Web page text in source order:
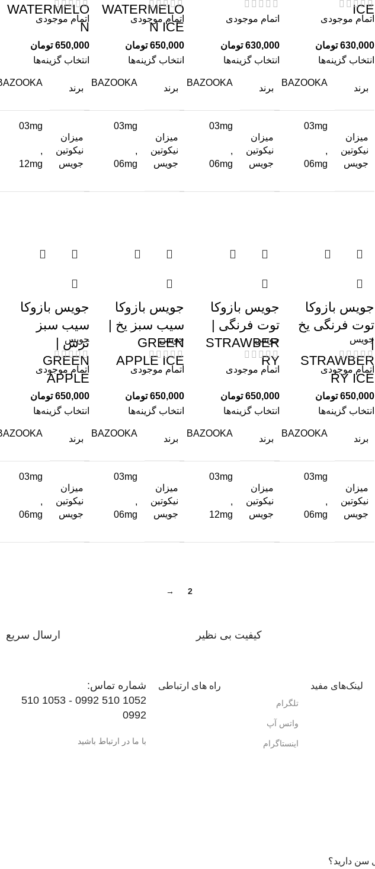
ICE
اتمام موجودی
630,000 تومان
انتخاب گزینه‌ها
برند
BAZOOKA
میزان
نیکوتین
جویس
03mg
,
06mg
اتمام موجودی
630,000 تومان
انتخاب گزینه‌ها
برند
BAZOOKA
میزان
نیکوتین
جویس
03mg
,
06mg
WATERMELO
N ICE
اتمام موجودی
650,000 تومان
انتخاب گزینه‌ها
برند
BAZOOKA
میزان
نیکوتین
جویس
03mg
,
06mg
WATERMELO
N
اتمام موجودی
650,000 تومان
انتخاب گزینه‌ها
برند
میزان
نیکوتین
جویس
03mg
,
12mg
جویس بازوکا
توت فرنگی یخ
|
STRAWBER
RY ICE
جویس
اتمام موجودی
650,000 تومان
انتخاب گزینه‌ها
برند
BAZOOKA
میزان
نیکوتین
جویس
03mg
,
06mg
جویس بازوکا
توت فرنگی |
STRAWBER
RY
جویس
اتمام موجودی
650,000 تومان
انتخاب گزینه‌ها
برند
BAZOOKA
میزان
نیکوتین
جویس
03mg
,
12mg
جویس بازوکا
سیب سبز یخ |
GREEN
APPLE ICE
جویس
اتمام موجودی
650,000 تومان
انتخاب گزینه‌ها
برند
BAZOOKA
میزان
نیکوتین
جویس
03mg
,
06mg
جویس بازوکا
سیب سبز
ترش |
GREEN
APPLE
جویس
اتمام موجودی
650,000 تومان
انتخاب گزینه‌ها
برند
میزان
نیکوتین
جویس
03mg
,
06mg
2
→
کیفیت بی نظیر ارسال سریع
لینک‌های مفید راه های ارتباطی
تلگرام
واتس آپ
اینستاگرام
شماره تماس:
1052 510 0992 - 1053 510
0992
با ما در ارتباط باشید